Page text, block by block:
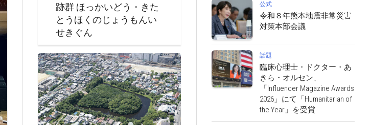
公式
令和８年熊本地震非常災害
対策本部会議
話題
臨床心理士・ドクター・あ
きら・オルセン、
「Influencer Magazine Awards
2026」にて「Humanitarian of
the Year」を受賞
跡群 ほっかいどう・きた
とうほくのじょうもんい
せきぐん